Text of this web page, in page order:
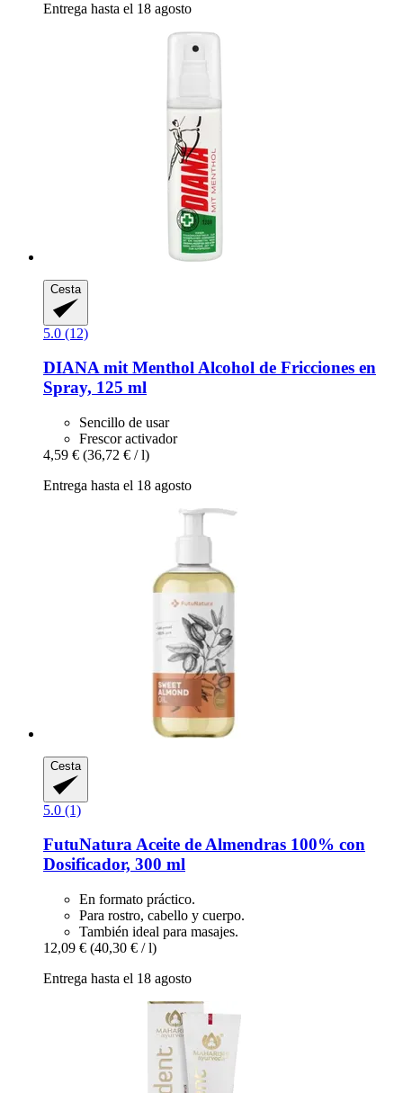
Entrega hasta el 18 agosto
Cesta
5.0 (12)
DIANA mit MentholAlcohol de Fricciones en
Spray, 125 ml
Sencillo de usar
Frescor activador
4,59 € (36,72 € / l)
Entrega hasta el 18 agosto
Cesta
5.0 (1)
FutuNaturaAceite de Almendras 100% con
Dosificador, 300 ml
En formato práctico.
Para rostro, cabello y cuerpo.
También ideal para masajes.
12,09 € (40,30 € / l)
Entrega hasta el 18 agosto